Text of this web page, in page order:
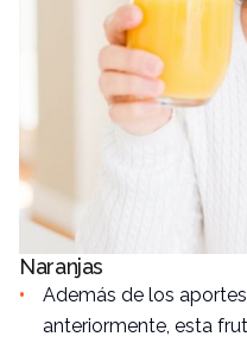
Naranjas
Además de los
anteriormente, esta